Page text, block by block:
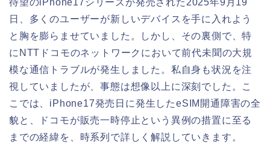
待望のiPhone17シリーズが発売された2025年9月19
日、多くのユーザーが新しいデバイスを手に入れよう
と胸を膨らませていました。しかし、その裏側で、特
にNTTドコモのネットワークにおいて前代未聞の大規
模な通信トラブルが発生しました。私自身も状況を注
視していましたが、事態は想像以上に深刻でした。こ
こでは、iPhone17発売日に発生したeSIM開通障害の全
貌と、ドコモが販売一時停止という異例の措置に至る
までの経緯を、時系列で詳しく解説していきます。